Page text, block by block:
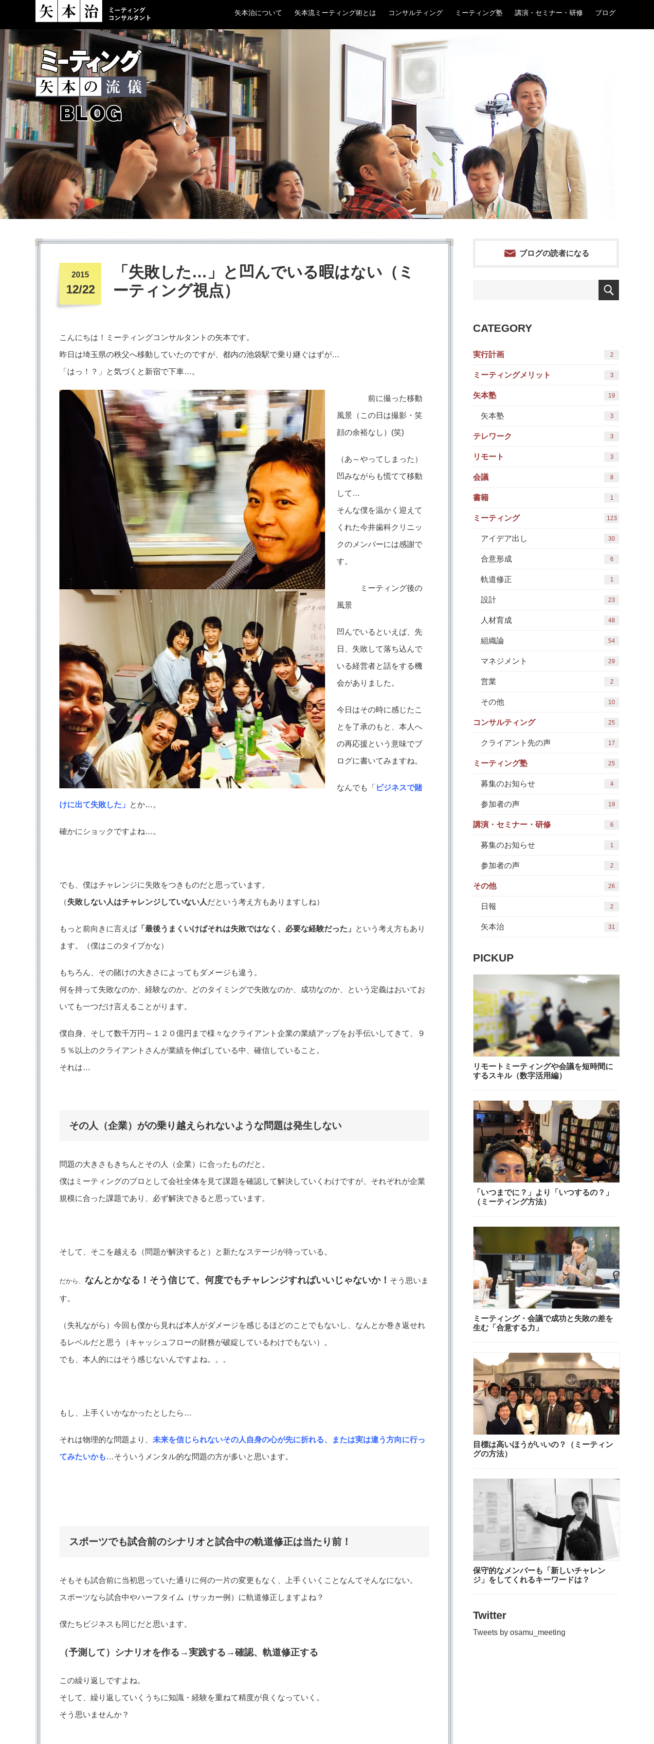
矢本治について 矢本流ミーティング術とは コンサルティング ミーティング塾 講演・セミナー・研修 ブログ
ミーティング矢本の流儀BLOG
2015
12/22
「失敗した…」と凹んでいる暇はない（ミ
ーティング視点）
こんにちは！ミーティングコンサルタントの矢本です。
昨日は埼玉県の秩父へ移動していたのですが、都内の池袋駅で乗り継ぐはずが…
「はっ！？」と気づくと新宿で下車…。
前に撮った移動
風景（この日は撮影・笑
顔の余裕なし）(笑)
（あ～やってしまった）
凹みながらも慌てて移動
して…
そんな僕を温かく迎えて
くれた今井歯科クリニッ
クのメンバーには感謝で
す。
ミーティング後の
風景
凹んでいるといえば、先
日、失敗して落ち込んで
いる経営者と話をする機
会がありました。
今日はその時に感じたこ
とを了承のもと、本人へ
の再応援という意味でブ
ログに書いてみますね。
なんでも「 ビジネスで賭
けに出て失敗した」 とか…。
確かにショックですよね…。
でも、僕はチャレンジに失敗をつきものだと思っています。
（失敗しない人はチャレンジしていない人だという考え方もありますしね）
もっと前向きに言えば 「最後うまくいけばそれは失敗ではなく、必要な経験だった」 という考え方もあり
ます。（僕はこのタイプかな）
もちろん、その賭けの大きさによってもダメージも違う。
何を持って失敗なのか、経験なのか。どのタイミングで失敗なのか、成功なのか、という定義はおいてお
いても一つだけ言えることがります。
僕自身、そして数千万円～１２０億円まで様々なクライアント企業の業績アップをお手伝いしてきて、９
５％以上のクライアントさんが業績を伸ばしている中、確信していること。
それは…
その人（企業）がの乗り越えられないような問題は発生しない
問題の大きさもきちんとその人（企業）に合ったものだと。
僕はミーティングのプロとして会社全体を見て課題を確認して解決していくわけですが、それぞれが企業
規模に合った課題であり、必ず解決できると思っています。
そして、そこを越える（問題が解決すると）と新たなステージが待っている。
だから、 なんとかなる！そう信じて、何度でもチャレンジすればいいじゃないか！ そう思いま
す。
（失礼ながら）今回も僕から見れば本人がダメージを感じるほどのことでもないし、なんとか巻き返せれ
るレベルだと思う（キャッシュフローの財務が破綻しているわけでもない）。
でも、本人的にはそう感じないんですよね。。。
もし、上手くいかなかったとしたら…
それは物理的な問題より、 未来を信じられないその人自身の心が先に折れる、または実は違う方向に行っ
てみたいかも …そういうメンタル的な問題の方が多いと思います。
スポーツでも試合前のシナリオと試合中の軌道修正は当たり前！
そもそも試合前に当初思っていた通りに何の一片の変更もなく、上手くいくことなんてそんなにない。
スポーツなら試合中やハーフタイム（サッカー例）に軌道修正しますよね？
僕たちビジネスも同じだと思います。
（予測して）シナリオを作る→実践する→確認、軌道修正する
この繰り返しですよね。
そして、繰り返していくうちに知識・経験を重ねて精度が良くなっていく。
そう思いませんか？
ブログの読者になる
CATEGORY
実行計画 2
ミーティングメリット 3
矢本塾 19
矢本塾 3
テレワーク 3
リモート 3
会議 8
書籍 1
ミーティング 123
アイデア出し 30
合意形成 6
軌道修正 1
設計 23
人材育成 48
組織論 54
マネジメント 29
営業 2
その他 10
コンサルティング 25
クライアント先の声 17
ミーティング塾 25
募集のお知らせ 4
参加者の声 19
講演・セミナー・研修 6
募集のお知らせ 1
参加者の声 2
その他 26
日報 2
矢本治 31
PICKUP
リモートミーティングや会議を短時間に
するスキル（数字活用編）
「いつまでに？」より「いつするの？」
（ミーティング方法）
ミーティング・会議で成功と失敗の差を
生む「合意する力」
目標は高いほうがいいの？（ミーティン
グの方法）
保守的なメンバーも「新しいチャレン
ジ」をしてくれるキーワードは？
Twitter
Tweets by osamu_meeting